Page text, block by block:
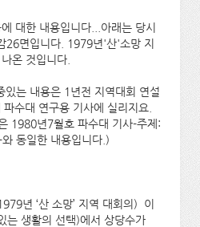
대한 내용입니다...아래는 당시
26면입니다. 1979년'산'소망 지
온 것입니다.
있는 내용은 1년전 지역대회 연설
수대 연구용 기사에 실리지요.
1980년7월호 파수대 기사-주제:
동일한 내용입니다.)
년 ‘산 소망’ 지역 대회의) 이
는 생활의 선택)에서 상당수가